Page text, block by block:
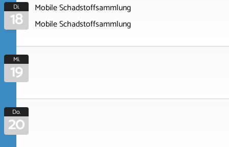
Di.
18
Mobile Schadstoffsammlung
Mobile Schadstoffsammlung
Mi.
19
Do.
20